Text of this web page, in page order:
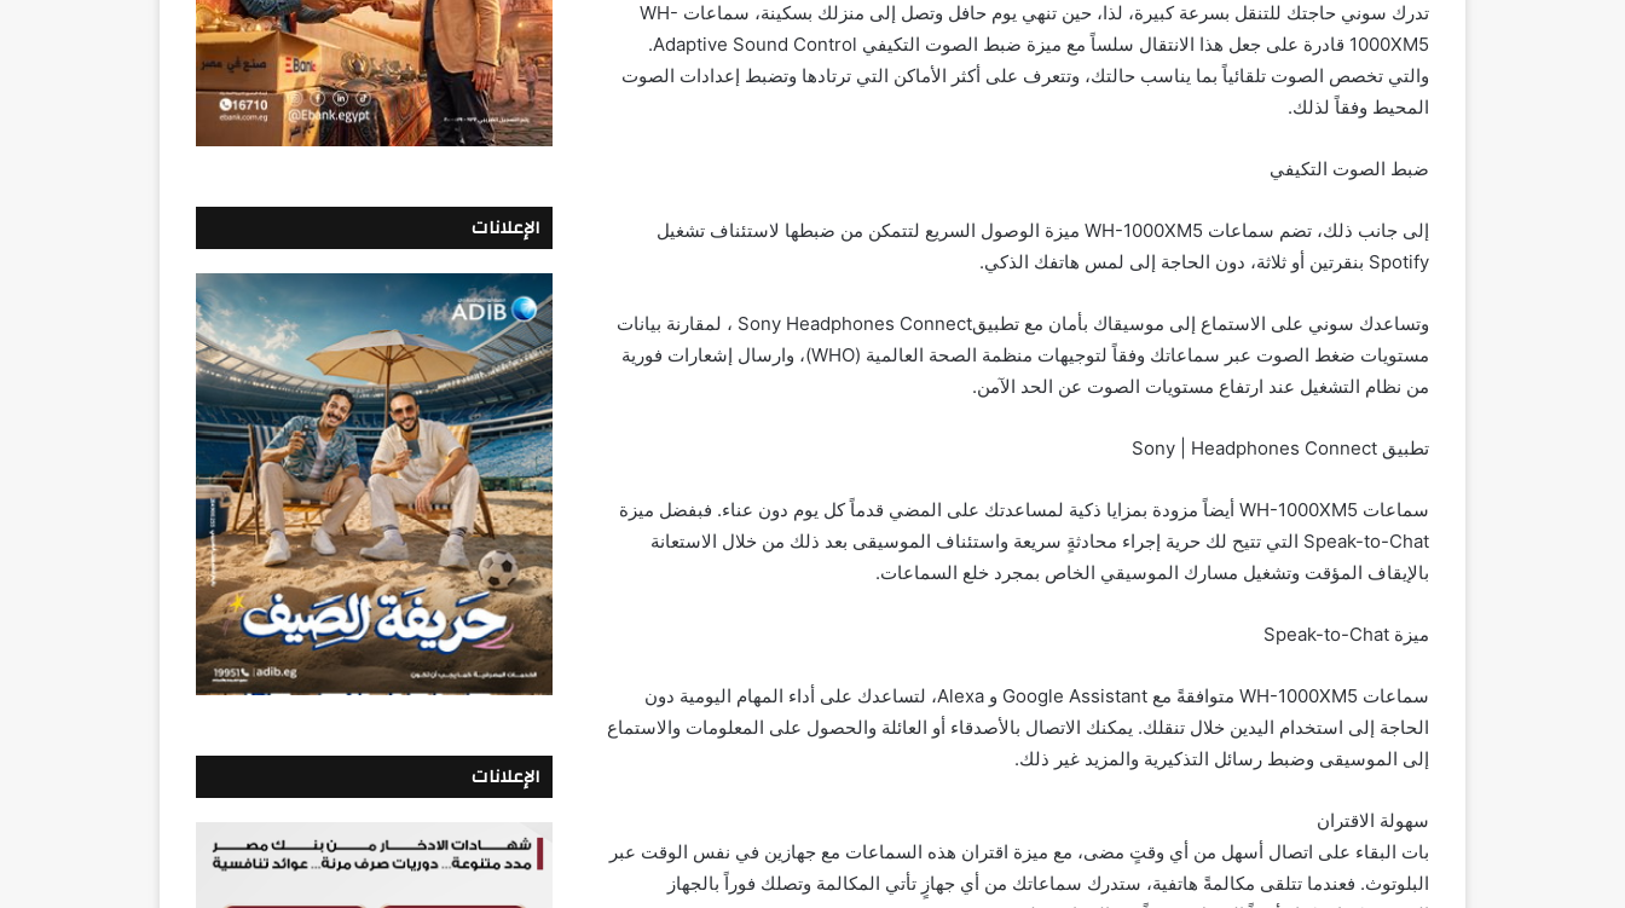
تدرك سوني حاجتك للتنقل بسرعة كبيرة، لذا، حين تنهي يوم حافل وتصل إلى منزلك بسكينة، سماعات WH-
1000XM5 قادرة على جعل هذا الانتقال سلساً مع ميزة ضبط الصوت التكيفي Adaptive Sound Control.
والتي تخصص الصوت تلقائياً بما يناسب حالتك، وتتعرف على أكثر الأماكن التي ترتادها وتضبط إعدادات الصوت
المحيط وفقاً لذلك.
ضبط الصوت التكيفي
إلى جانب ذلك، تضم سماعات WH-1000XM5 ميزة الوصول السريع لتتمكن من ضبطها لاستئناف تشغيل
Spotify بنقرتين أو ثلاثة، دون الحاجة إلى لمس هاتفك الذكي.
وتساعدك سوني على الاستماع إلى موسيقاك بأمان مع تطبيقSony Headphones Connect ، لمقارنة بيانات
مستويات ضغط الصوت عبر سماعاتك وفقاً لتوجيهات منظمة الصحة العالمية (WHO)، وارسال إشعارات فورية
من نظام التشغيل عند ارتفاع مستويات الصوت عن الحد الآمن.
تطبيق Sony | Headphones Connect
سماعات WH-1000XM5 أيضاً مزودة بمزايا ذكية لمساعدتك على المضي قدماً كل يوم دون عناء. فبفضل ميزة
Speak-to-Chat التي تتيح لك حرية إجراء محادثةٍ سريعة واستئناف الموسيقى بعد ذلك من خلال الاستعانة
بالإيقاف المؤقت وتشغيل مسارك الموسيقي الخاص بمجرد خلع السماعات.
ميزة Speak-to-Chat
سماعات WH-1000XM5 متوافقةً مع Google Assistant و Alexa، لتساعدك على أداء المهام اليومية دون
الحاجة إلى استخدام اليدين خلال تنقلك. يمكنك الاتصال بالأصدقاء أو العائلة والحصول على المعلومات والاستماع
إلى الموسيقى وضبط رسائل التذكيرية والمزيد غير ذلك.
سهولة الاقتران
بات البقاء على اتصال أسهل من أي وقتٍ مضى، مع ميزة اقتران هذه السماعات مع جهازين في نفس الوقت عبر
البلوتوث. فعندما تتلقى مكالمةً هاتفية، ستدرك سماعاتك من أي جهازٍ تأتي المكالمة وتصلك فوراً بالجهاز
الإعلانات
الإعلانات